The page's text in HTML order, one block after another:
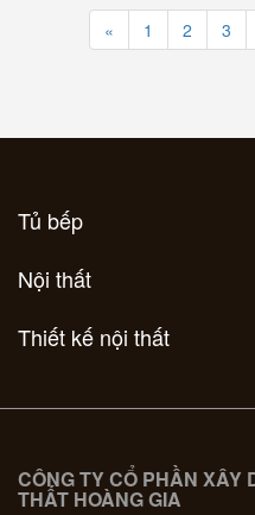
« 1 2 3
Tủ bếp
Nội thất
Thiết kế nội thất
CÔNG TY CỔ PHẦN XÂY
THẤT HOÀNG GIA